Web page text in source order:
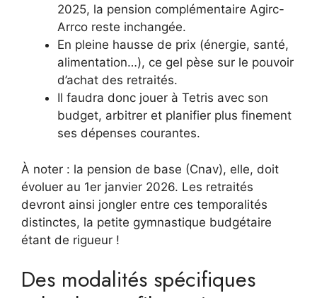
2025, la pension complémentaire Agirc-
Arrco reste inchangée.
En pleine hausse de prix (énergie, santé,
alimentation…), ce gel pèse sur le pouvoir
d’achat des retraités.
Il faudra donc jouer à Tetris avec son
budget, arbitrer et planifier plus finement
ses dépenses courantes.
À noter : la pension de base (Cnav), elle, doit
évoluer au 1er janvier 2026. Les retraités
devront ainsi jongler entre ces temporalités
distinctes, la petite gymnastique budgétaire
étant de rigueur !
Des modalités spécifiques